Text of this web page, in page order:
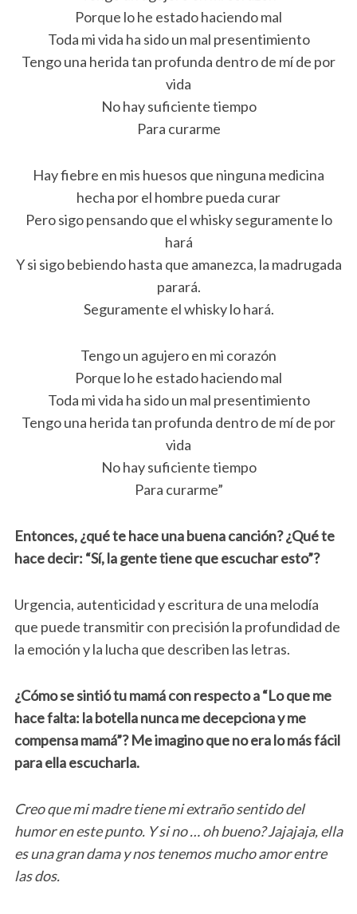
Porque lo he estado haciendo mal
Toda mi vida ha sido un mal presentimiento
Tengo una herida tan profunda dentro de mí de por
vida
No hay suficiente tiempo
Para curarme
Hay fiebre en mis huesos que ninguna medicina
hecha por el hombre pueda curar
Pero sigo pensando que el whisky seguramente lo
hará
Y si sigo bebiendo hasta que amanezca, la madrugada
parará.
Seguramente el whisky lo hará.
Tengo un agujero en mi corazón
Porque lo he estado haciendo mal
Toda mi vida ha sido un mal presentimiento
Tengo una herida tan profunda dentro de mí de por
vida
No hay suficiente tiempo
Para curarme”
Entonces, ¿qué te hace una buena canción? ¿Qué te
hace decir: “Sí, la gente tiene que escuchar esto”?
Urgencia, autenticidad y escritura de una melodía
que puede transmitir con precisión la profundidad de
la emoción y la lucha que describen las letras.
¿Cómo se sintió tu mamá con respecto a “Lo que me
hace falta: la botella nunca me decepciona y me
compensa mamá”? Me imagino que no era lo más fácil
para ella escucharla.
Creo que mi madre tiene mi extraño sentido del
humor en este punto. Y si no … oh bueno? Jajajaja, ella
es una gran dama y nos tenemos mucho amor entre
las dos.